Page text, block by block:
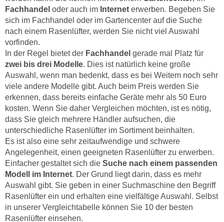
Fachhandel oder auch im Internet erwerben. Begeben Sie
sich im Fachhandel oder im Gartencenter auf die Suche
nach einem Rasenlüfter, werden Sie nicht viel Auswahl
vorfinden.
In der Regel bietet der Fachhandel gerade mal Platz für
zwei bis drei Modelle. Dies ist natürlich keine große
Auswahl, wenn man bedenkt, dass es bei Weitem noch sehr
viele andere Modelle gibt. Auch beim Preis werden Sie
erkennen, dass bereits einfache Geräte mehr als 50 Euro
kosten. Wenn Sie daher Vergleichen möchten, ist es nötig,
dass Sie gleich mehrere Händler aufsuchen, die
unterschiedliche Rasenlüfter im Sortiment beinhalten.
Es ist also eine sehr zeitaufwendige und schwere
Angelegenheit, einen geeigneten Rasenlüfter zu erwerben.
Einfacher gestaltet sich die Suche nach einem passenden
Modell im Internet. Der Grund liegt darin, dass es mehr
Auswahl gibt. Sie geben in einer Suchmaschine den Begriff
Rasenlüfter ein und erhalten eine vielfältige Auswahl. Selbst
in unserer Vergleichtabelle können Sie 10 der besten
Rasenlüfter einsehen.